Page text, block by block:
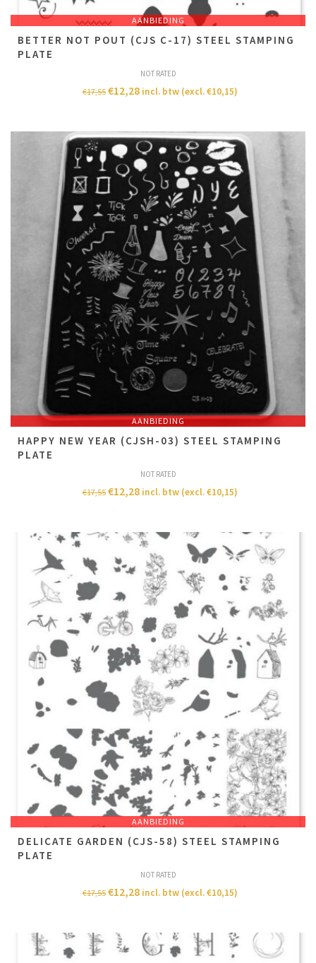
AANBIEDING
BETTER NOT POUT (CJS C-17) STEEL STAMPING
PLATE
NOT RATED
€17,55 €12,28 incl. btw (excl.€10,15)
AANBIEDING
HAPPY NEW YEAR (CJSH-03) STEEL STAMPING
PLATE
NOT RATED
€17,55 €12,28 incl. btw (excl.€10,15)
AANBIEDING
DELICATE GARDEN (CJS-58) STEEL STAMPING
PLATE
NOT RATED
€17,55 €12,28 incl. btw (excl.€10,15)